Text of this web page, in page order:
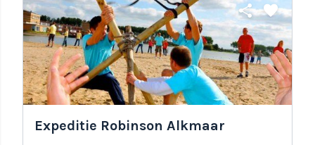
share favorite
Expeditie Robinson Alkmaar